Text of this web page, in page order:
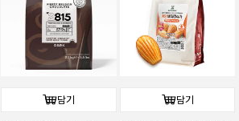
담기 담기